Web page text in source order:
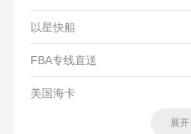
以星快船
FBA专线直送
美国海卡
展开